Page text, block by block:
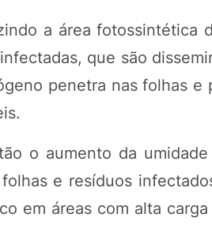
a área fotossintética
que são
penetra nas folhas e
o aumento da
e resíduos
em áreas com alta